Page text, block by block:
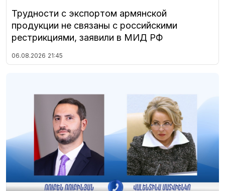
Трудности с экспортом армянской
продукции не связаны с российскими
рестрикциями, заявили в МИД РФ
06.08.2026 21:45